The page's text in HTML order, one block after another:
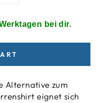
bei dir.
Alternative zum
eignet sich